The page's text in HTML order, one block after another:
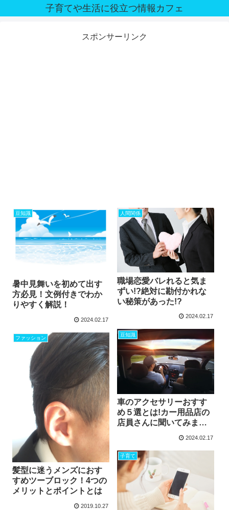
子育てや生活に役立つ情報カフェ
スポンサーリンク
豆知識
暑中見舞いを初めて出す
方必見！文例付きでわか
りやすく解説！
2024.02.17
人間関係
職場恋愛バレれると気ま
ずい!?絶対に勘付かれな
い秘策があった!?
2024.02.17
豆知識
車のアクセサリーおすす
め５選とは!カー用品店の
店員さんに聞いてみまし
2024.02.17
ファッション
髪型に迷うメンズにおす
すめツーブロック！4つの
メリットとポイントとは
2019.10.27
子育て